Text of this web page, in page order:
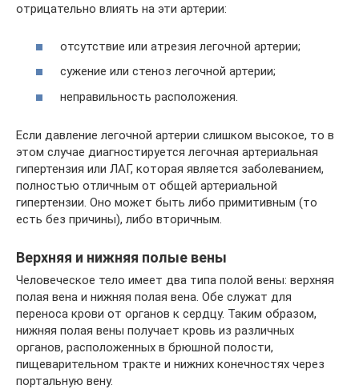
отрицательно влиять на эти артерии:
отсутствие или атрезия легочной артерии;
сужение или стеноз легочной артерии;
неправильность расположения.
Если давление легочной артерии слишком высокое, то в
этом случае диагностируется легочная артериальная
гипертензия или ЛАГ, которая является заболеванием,
полностью отличным от общей артериальной
гипертензии. Оно может быть либо примитивным (то
есть без причины), либо вторичным.
Верхняя и нижняя полые вены
Человеческое тело имеет два типа полой вены: верхняя
полая вена и нижняя полая вена. Обе служат для
переноса крови от органов к сердцу. Таким образом,
нижняя полая вены получает кровь из различных
органов, расположенных в брюшной полости,
пищеварительном тракте и нижних конечностях через
портальную вену.